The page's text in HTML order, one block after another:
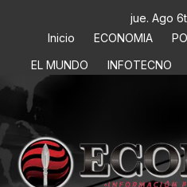
jue. Ago
Inicio
ECONOMIA
EL MUNDO
INFOTECNO